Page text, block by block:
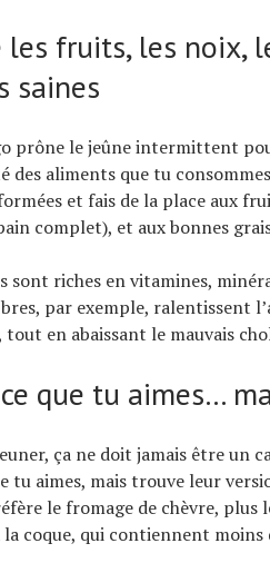
les fruits, les noix,
saines
prône le jeûne intermittent
des aliments que tu
et fais de la place aux
complet), et aux bonnes
sont riches en vitamines,
par exemple, ralentissent
tout en abaissant le mauvais
que tu aimes…
ça ne doit jamais être un
tu aimes, mais trouve leur
le fromage de chèvre,
la coque, qui contiennent moins